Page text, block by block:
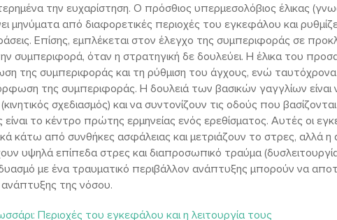
την ευχαρίστηση. Ο πρόσθιος υπερμεσολόβιος έλικας
μηνύματα από διαφορετικές περιοχές του εγκεφάλου και
Επίσης, εμπλέκεται στον έλεγχο της συμπεριφοράς σε
συμπεριφορά, όταν η στρατηγική δε δουλεύει. Η έλικα του
της συμπεριφοράς και τη ρύθμιση του άγχους, ενώ
της συμπεριφοράς. Η δουλειά των βασικών γαγγλίων
σχεδιασμός) και να συντονίζουν τις οδούς που
το κέντρο πρώτης ερμηνείας ενός ερεθίσματος. Αυτές οι
κάτω από συνθήκες ασφάλειας και μετριάζουν το στρες, αλλά
υψηλά επίπεδα στρες και διαπροσωπικό τραύμα
με ένα τραυματικό περιβάλλον ανάπτυξης μπορούν να
της νόσου.
Περιοχές του εγκεφάλου και η λειτουργία τους